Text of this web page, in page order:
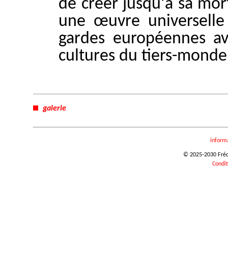
de créer jusqu'à sa
une œuvre
gardes européennes
cultures du tiers-
galerie
© 2025-2030